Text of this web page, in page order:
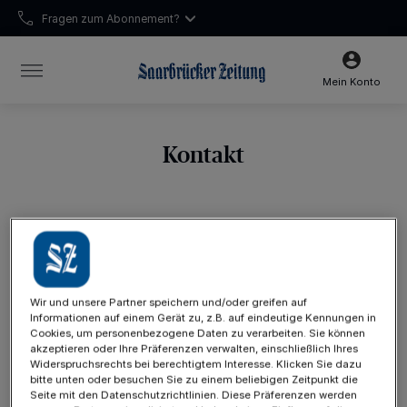
Unsere Öffnungszeiten:
Mo-Fr 7:15-15:30 Uhr | Sa 7:15-13:00 Uhr
Fragen zum Abonnement?
Mein Konto
Kontakt
Wir sind gerne für Sie da!
Hier finden Sie die Kontaktdaten unserer
verschiedenen Bereiche:
Abo-Service
Telefon: 0681 502-502 | E-Mail:abo-service@sz-
sb.de
Wir und unsere Partner speichern und/oder greifen auf
Informationen auf einem Gerät zu, z.B. auf eindeutige Kennungen in
Cookies, um personenbezogene Daten zu verarbeiten. Sie können
akzeptieren oder Ihre Präferenzen verwalten, einschließlich Ihres
Widerspruchsrechts bei berechtigtem Interesse. Klicken Sie dazu
bitte unten oder besuchen Sie zu einem beliebigen Zeitpunkt die
Seite mit den Datenschutzrichtlinien. Diese Präferenzen werden